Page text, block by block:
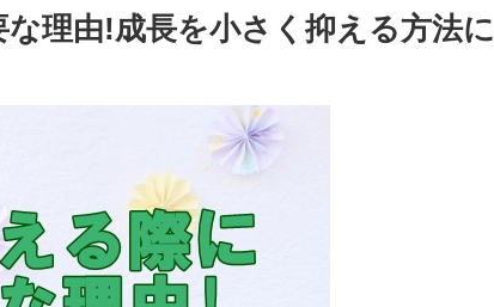
理由!成長を小さく抑える方法に